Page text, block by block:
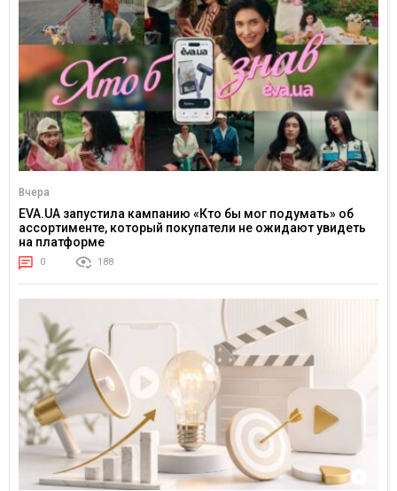
Вчера
EVA.UA запустила кампанию «Кто бы мог подумать» об
ассортименте, который покупатели не ожидают увидеть
на платформе
0 188